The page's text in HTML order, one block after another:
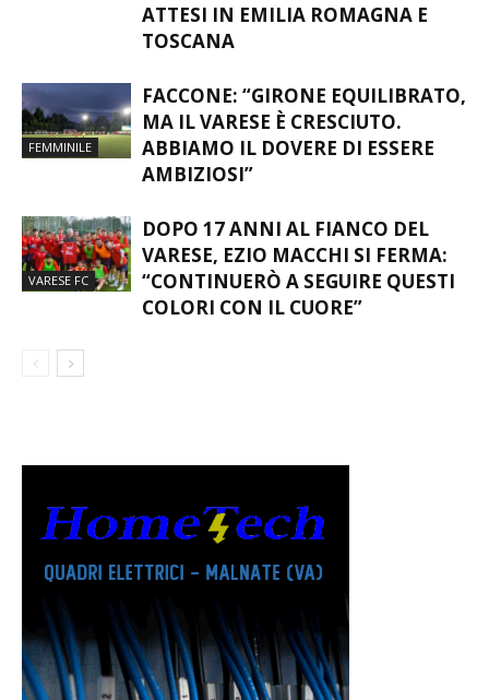
ATTESI IN EMILIA ROMAGNA E
TOSCANA
FEMMINILE
FACCONE: “GIRONE EQUILIBRATO,
MA IL VARESE È CRESCIUTO.
ABBIAMO IL DOVERE DI ESSERE
AMBIZIOSI”
VARESE FC
DOPO 17 ANNI AL FIANCO DEL
VARESE, EZIO MACCHI SI FERMA:
“CONTINUERÒ A SEGUIRE QUESTI
COLORI CON IL CUORE”